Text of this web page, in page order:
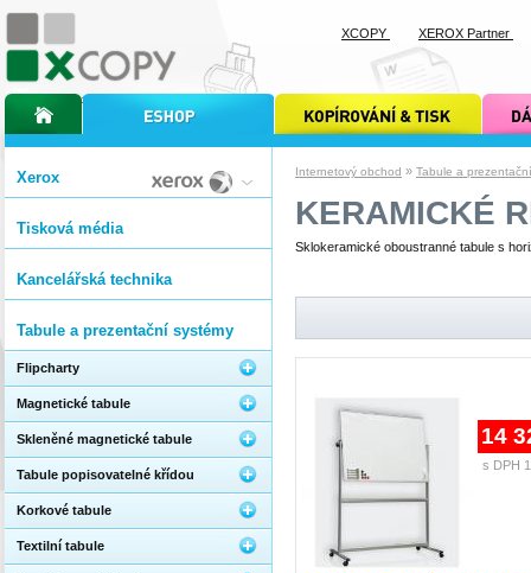
Internetový obchod » Tabule a
KERAMICKÉ
Sklokeramické oboustranné tabule s
14
s DPH
Xerox
Tisková média
Kancelářská technika
Tabule a prezentační systémy
Flipcharty
Magnetické tabule
Skleněné magnetické tabule
Tabule popisovatelné křídou
Korkové tabule
Textilní tabule
úvodní stránka xcopyinternetový obchod xcopy kopírování a tisk xcopy dárkové
XCOPY XEROX Partner